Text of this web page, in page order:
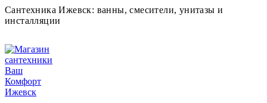
Сантехника Ижевск: ванны, смесители, унитазы и
инсталляции